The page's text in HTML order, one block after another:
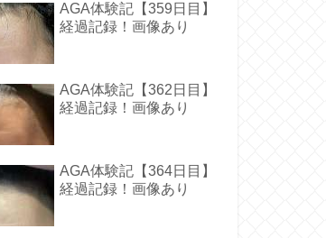
AGA体験記【359日目】
経過記録！画像あり
AGA体験記【362日目】
経過記録！画像あり
AGA体験記【364日目】
経過記録！画像あり